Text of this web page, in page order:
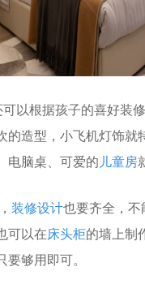
可以根据孩子的喜好装
的造型，小飞机灯饰
电脑桌、可爱的儿童房
装修设计也要齐全，
可以在床头柜的墙上制
要够用即可。